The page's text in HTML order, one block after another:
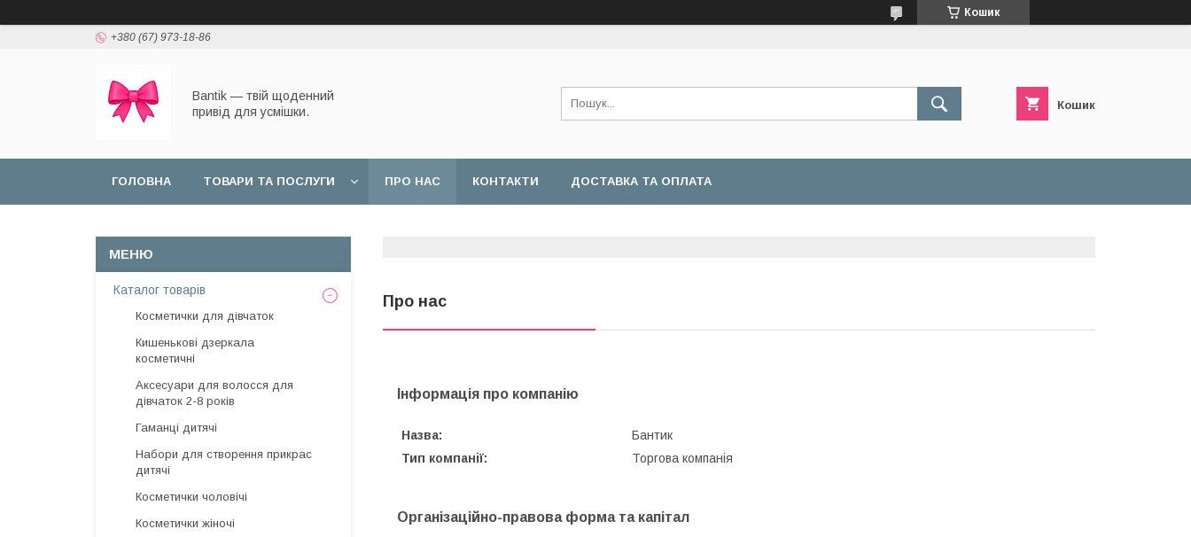
Кошик
+380 (67) 973-18-86
Bantik — твій щоденний
привід для усмішки.
Кошик
ГОЛОВНА ТОВАРИ ТА ПОСЛУГИ ПРО НАС КОНТАКТИ ДОСТАВКА ТА ОПЛАТА
Про нас
Інформація про компанію
Назва:
Бантик
Тип компанії:
Торгова компанія
Організаційно-правова форма та капітал
Каталог товарів
Косметички для дівчаток
Кишенькові дзеркала
косметичні
Аксесуари для волосся для
дівчаток 2-8 років
Гаманці дитячі
Набори для створення прикрас
дитячі
Косметички чоловічі
Косметички жіночі